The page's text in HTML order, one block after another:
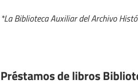
*La Biblioteca Auxiliar del Archivo
Préstamos de libros